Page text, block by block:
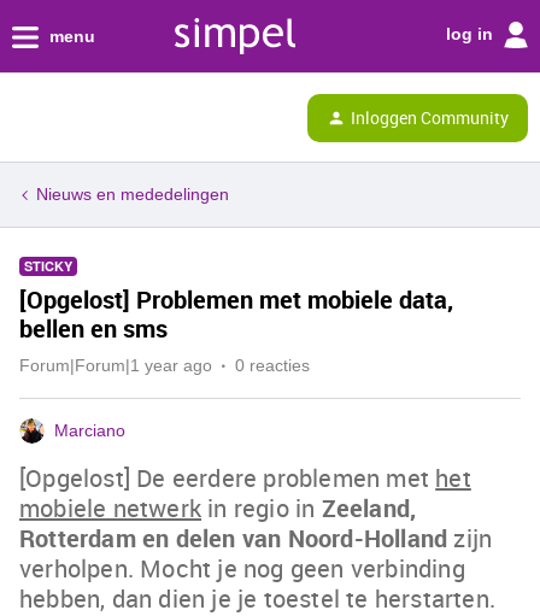
menu log in
Inloggen Community
Nieuws en mededelingen
STICKY
[Opgelost] Problemen met mobiele data,
bellen en sms
Forum|Forum|1 year ago 0 reacties
Marciano
[Opgelost] De eerdere problemen met het
mobiele netwerk in regio in Zeeland,
Rotterdam en delen van Noord-Holland zijn
verholpen. Mocht je nog geen verbinding
hebben, dan dien je je toestel te herstarten.